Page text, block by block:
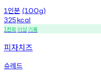
1 인분 (100g)
325kcal
1천회 이상기록
피자치즈
슈레드